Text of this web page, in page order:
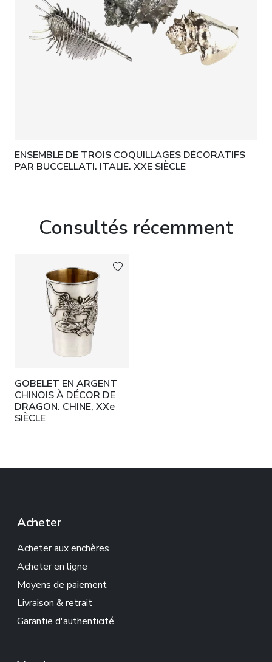
ENSEMBLE DE TROIS COQUILLAGES DÉCORATIFS
PAR BUCCELLATI. ITALIE. XXE SIÈCLE
Consultés récemment
GOBELET EN ARGENT
CHINOIS À DÉCOR DE
DRAGON. CHINE, XXe
SIÈCLE
Acheter
Acheter aux enchères
Acheter en ligne
Moyens de paiement
Livraison & retrait
Garantie d'authenticité